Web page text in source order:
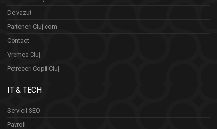
De vazut
Parteneri Cluj.com
Contact
Vremea Cluj
Petreceri Copii Cluj
IT & TECH
Servicii SEO
Payroll